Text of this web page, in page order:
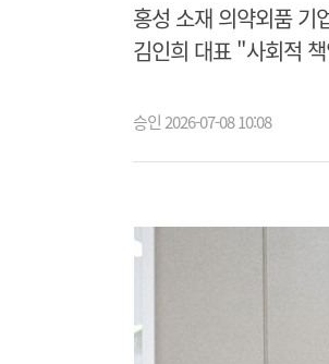
홍성 소재 의약외품 기
김인희 대표 "사회적
승인 2026-07-08 10:08